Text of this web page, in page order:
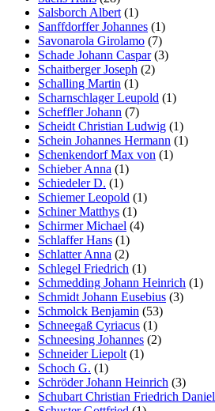
Salsborch Albert (1)
Sanffdorffer Johannes (1)
Savonarola Girolamo (7)
Schade Johann Caspar(3)
Schaitberger Joseph (2)
Schalling Martin (1)
Scharnschlager Leupold (1)
Scheffler Johann (7)
Scheidt Christian Ludwig (1)
Schein Johannes Hermann (1)
Schenkendorf Max von (1)
Schieber Anna (1)
Schiedeler D. (1)
Schiemer Leopold (1)
Schiner Matthys (1)
Schirmer Michael (4)
Schlaffer Hans (1)
Schlatter Anna (2)
Schlegel Friedrich (1)
Schmedding Johann Heinrich (1)
Schmidt Johann Eusebius (3)
Schmolck Benjamin (53)
Schneegaß Cyriacus (1)
Schneesing Johannes (2)
Schneider Liepolt (1)
Schoch G. (1)
Schröder Johann Heinrich (3)
Schubart Christian Friedrich Daniel